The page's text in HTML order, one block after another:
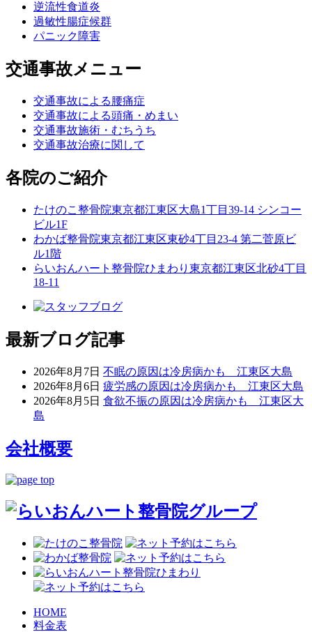
逆流性食道炎
過敏性腸症候群
パニック障害
交通事故メニュー
交通事故による腰痛症
交通事故による頭痛・めまい
交通事故施術・むちうち
交通事故治療に関して
各院のご紹介
たけのこ整骨院東京都江東区大島1丁目39-14 シンコー
ビル1F
わかば整骨院東京都江東区東砂4丁目23-4 第二菅原ビ
ル1階
らいおんハート整骨院ひまわり 東京都江東区北砂4丁目
18-11
最新ブログ記事
2026年8月7日 不眠の原因は冷房病かも 江東区大島
2026年8月6日 疲労感の原因は冷房病かも 江東区大島
2026年8月5日 食欲不振の原因は冷房病かも 江東区大
島
会社概要
HOME
料金表